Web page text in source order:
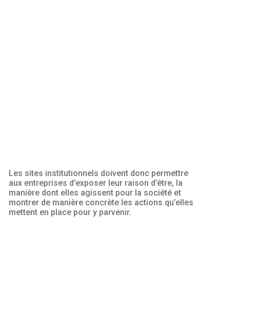
Les sites institutionnels doivent donc permettre
aux entreprises d’exposer leur raison d’être, la
manière dont elles agissent pour la société et
montrer de manière concrète les actions qu’elles
mettent en place pour y parvenir.